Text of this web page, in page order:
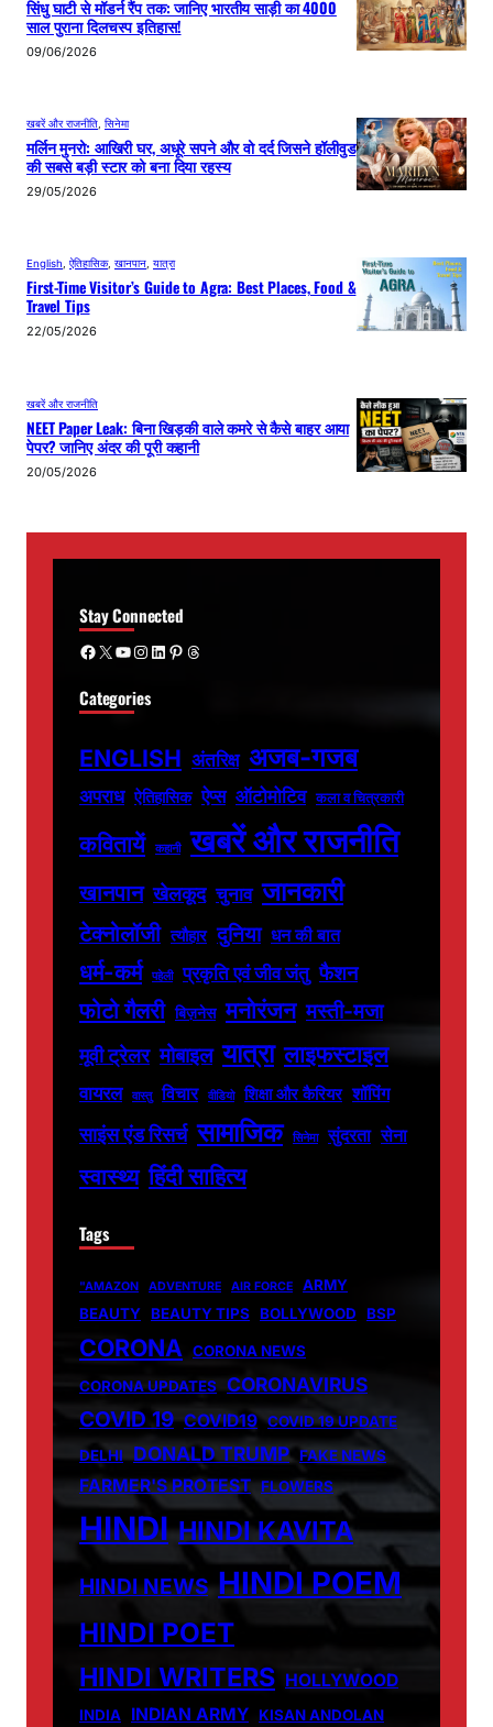
सिंधु घाटी से मॉडर्न रैंप तक: जानिए भारतीय साड़ी का 4000
साल पुराना दिलचस्प इतिहास!
09/06/2026
खबरें और राजनीति सिनेमा
मर्लिन मुनरो: आखिरी घर, अधूरे सपने और वो दर्द जिसने हॉलीवुड
की सबसे बड़ी स्टार को बना दिया रहस्य
29/05/2026
English, ऐतिहासिक, खानपान, यात्रा
First-Time Visitor’s Guide to Agra: Best Places, Food &
Travel Tips
22/05/2026
खबरें और राजनीति
NEET Paper Leak: बिना खिड़की वाले कमरे से कैसे बाहर आया
पेपर? जानिए अंदर की पूरी कहानी
20/05/2026
Stay Connected
Facebook X YouTube Instagram LinkedIn Pinterest Threads
Categories
ENGLISH अंतरिक्ष अजब-गजब
अपराध ऐतिहासिक ऐप्स ऑटोमोटिव कला व चित्रकारी
कवितायें कहानी खबरें और राजनीति
खानपान खेलकूद चुनाव जानकारी
टेक्नोलॉजी त्यौहार दुनिया धन की बात
धर्म-कर्म पहेली प्रकृति एवं जीव जंतु फैशन
फोटो गैलरी बिज़नेस मनोरंजन मस्ती-मजा
मूवी ट्रेलर मोबाइल यात्रा लाइफस्टाइल
वायरल वास्तु विचार वीडियो शिक्षा और कैरियर शॉपिंग
साइंस एंड रिसर्च सामाजिक सिनेमा सुंदरता सेना
स्वास्थ्य हिंदी साहित्य
Tags
"AMAZON ADVENTURE AIR FORCE
ARMY
BEAUTY BEAUTY TIPS BOLLYWOOD BSP
CORONA CORONA NEWS
CORONA UPDATES CORONAVIRUS
COVID 19 COVID19 COVID 19 UPDATE
DELHI
DONALD TRUMP FAKE NEWS
FARMER'S PROTEST FLOWERS
HINDI HINDI KAVITA
HINDI NEWS HINDI POEM
HINDI POET
HINDI WRITERS HOLLYWOOD
INDIA INDIAN ARMY KISAN ANDOLAN